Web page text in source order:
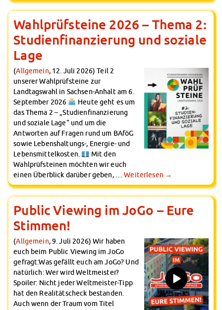
Wahlprüfsteine 2026 – Thema 2:
Studienfinanzierung und soziale
Lage
(Allgemein, 12. Juli 2026) Teil 2
unserer Wahlprüfsteine zur
Landtagswahl in Sachsen-Anhalt am 6.
September 2026
Heute geht es um
das Thema 2 – „Studienfinanzierung
und soziale Lage“ und um die
Antworten auf Fragen rund um BAföG
sowie Lebenshaltungs-, Energie- und
Lebensmittelkosten.
Mit den
Wahlprüfsteinen möchten wir euch
einen Überblick darüber geben, …Weiterlesen →
Public Viewing im JoGo – Eure
Stimmen!
(Allgemein, 9. Juli 2026) Wir haben
euch beim Public Viewing im JoGo
gefragt:Was gefällt euch am JoGo? Und
natürlich: Wer wird Weltmeister?
Spoiler: Nicht jeder Weltmeister-Tipp
hat den Realitätscheck bestanden.
Auch wenn der Traum vom Titel